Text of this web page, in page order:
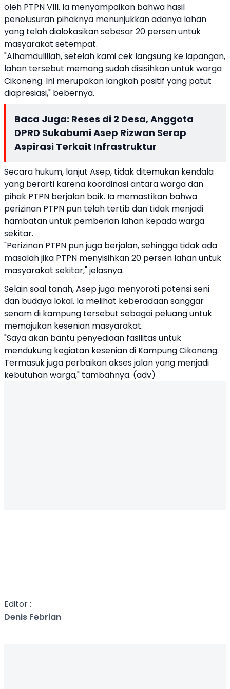
oleh PTPN VIII. Ia menyampaikan bahwa hasil
penelusuran pihaknya menunjukkan adanya lahan
yang telah dialokasikan sebesar 20 persen untuk
masyarakat setempat.
"Alhamdulillah, setelah kami cek langsung ke lapangan,
lahan tersebut memang sudah disisihkan untuk warga
Cikoneng. Ini merupakan langkah positif yang patut
diapresiasi," bebernya.
Baca Juga: Reses di 2 Desa, Anggota
DPRD Sukabumi Asep Rizwan Serap
Aspirasi Terkait Infrastruktur
Secara hukum, lanjut Asep, tidak ditemukan kendala
yang berarti karena koordinasi antara warga dan
pihak PTPN berjalan baik. Ia memastikan bahwa
perizinan PTPN pun telah tertib dan tidak menjadi
hambatan untuk pemberian lahan kepada warga
sekitar.
"Perizinan PTPN pun juga berjalan, sehingga tidak ada
masalah jika PTPN menyisihkan 20 persen lahan untuk
masyarakat sekitar," jelasnya.
Selain soal tanah, Asep juga menyoroti potensi seni
dan budaya lokal. Ia melihat keberadaan sanggar
senam di kampung tersebut sebagai peluang untuk
memajukan kesenian masyarakat.
"Saya akan bantu penyediaan fasilitas untuk
mendukung kegiatan kesenian di Kampung Cikoneng.
Termasuk juga perbaikan akses jalan yang menjadi
kebutuhan warga," tambahnya. (adv)
Editor :
Denis Febrian